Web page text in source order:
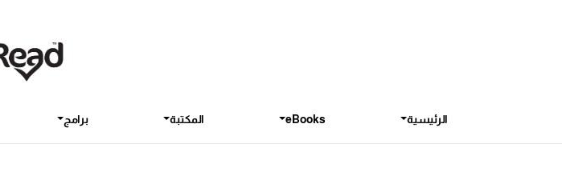
الرئيسية eBooks المكتبة برامج